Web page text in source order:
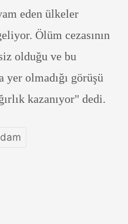
eden ülkeler
Ölüm cezasının
olduğu ve bu
yer olmadığı görüşü
kazanıyor" dedi.